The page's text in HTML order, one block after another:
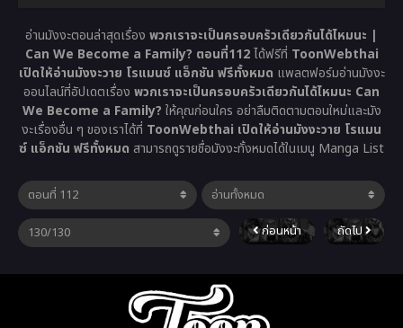
อ่านมังงะตอนล่าสุดเรื่อง พวกเราจะเป็นครอบครัวเดียวกันได้ไหมนะ |
Can We Become a Family? ตอนที่112ได้ฟรีที่ ToonWebthai
เปิดให้อ่านมังงะวาย โรแมนซ์ แอ็กชัน ฟรีทั้งหมด แพลตฟอร์มอ่านมังงะ
ออนไลน์ที่อัปเดตเรื่อง พวกเราจะเป็นครอบครัวเดียวกันได้ไหมนะ Can
We Become a Family? ให้คุณก่อนใคร อย่าลืมติดตามตอนใหม่และมัง
งะเรื่องอื่น ๆ ของเราได้ที่ ToonWebthai เปิดให้อ่านมังงะวาย โรแมน
ซ์ แอ็กชัน ฟรีทั้งหมด สามารถดูรายชื่อมังงะทั้งหมดได้ในเมนู Manga List
ก่อนหน้า ถัดไป